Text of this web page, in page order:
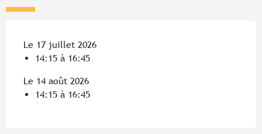
Le 17 juillet 2026
14:15 à 16:45
Le 14 août 2026
14:15 à 16:45